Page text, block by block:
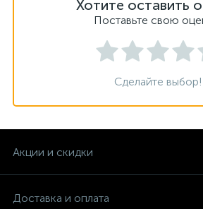
Хотите оставить
Поставьте свою
Сделайте выбор!
Акции и скидки
Доставка и оплата